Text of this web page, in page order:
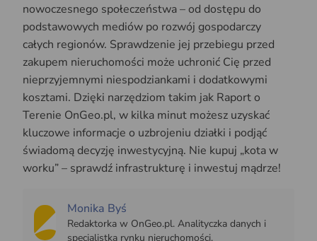
nowoczesnego społeczeństwa – od dostępu do
podstawowych mediów po rozwój gospodarczy
całych regionów. Sprawdzenie jej przebiegu przed
zakupem nieruchomości może uchronić Cię przed
nieprzyjemnymi niespodziankami i dodatkowymi
kosztami. Dzięki narzędziom takim jak Raport o
Terenie OnGeo.pl, w kilka minut możesz uzyskać
kluczowe informacje o uzbrojeniu działki i podjąć
świadomą decyzję inwestycyjną. Nie kupuj „kota w
worku” – sprawdź infrastrukturę i inwestuj mądrze!
Monika Byś
Redaktorka w OnGeo.pl. Analityczka danych i
specjalistka rynku nieruchomości.